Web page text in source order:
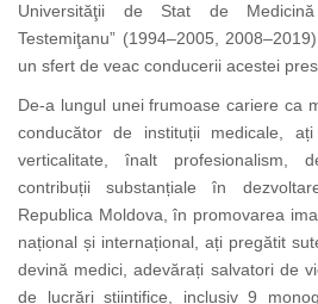
Universităţii de Stat de
Testemiţanu” (1994–2005,
un sfert de veac conducerii acestei
De-a lungul unei frumoase cariere ca
conducător de instituții medicale,
verticalitate, înalt profesionalism,
contribuții substanțiale în
Republica Moldova, în promovarea
național și internațional, ați pregătit
devină medici, adevărați salvatori de
de lucrări științifice, inclusiv 9